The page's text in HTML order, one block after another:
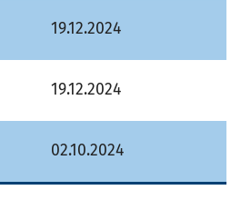
19.12.2024
19.12.2024
02.10.2024